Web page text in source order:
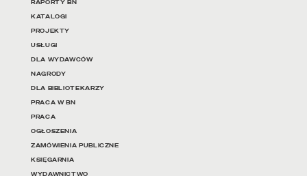
RAPORTY BN
KATALOGI
PROJEKTY
USŁUGI
DLA WYDAWCÓW
NAGRODY
DLA BIBLIOTEKARZY
PRACA W BN
PRACA
OGŁOSZENIA
ZAMÓWIENIA PUBLICZNE
KSIĘGARNIA
WYDAWNICTWO